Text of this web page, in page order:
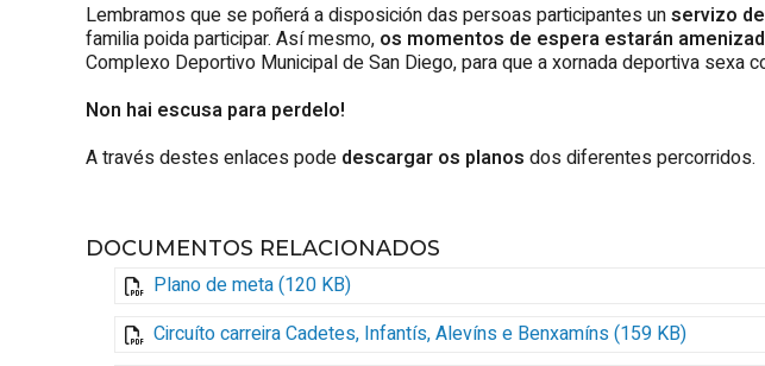
Lembramos que se poñerá a disposición das persoas participantes unservizo
familia poida participar. Así mesmo, os momentos de espera estarán
Complexo Deportivo Municipal de San Diego, para que a xornada deportiva sexa
Non hai escusa para perdelo!
A través destes enlaces pode descargar os planos dos diferentes percorridos.
DOCUMENTOS RELACIONADOS
Plano de meta (120 KB)
Circuíto carreira Cadetes, Infantís, Alevíns e Benxamíns (159 KB)